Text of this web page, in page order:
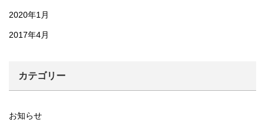
2020年1月
2017年4月
カテゴリー
お知らせ